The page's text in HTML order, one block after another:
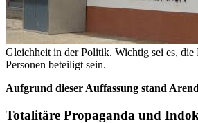
Gleichheit in der Politik. Wichtig sei es, die
Personen beteiligt sein.
Aufgrund dieser Auffassung stand
Totalitäre Propaganda und